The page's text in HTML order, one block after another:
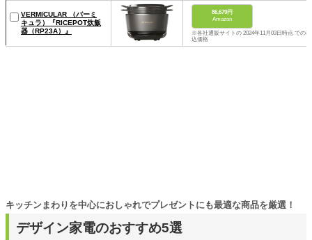
VERMICULAR （バーミ
キュラ）『RICEPOT炊飯
器（RP23A）』
86,679円
Amazon
※各社通販サイトの 2024年11月03日時点 での税
込価格
デザイン家電のおすすめ5選
キッチンまわりを中心におしゃれでプレゼントにも最適な商品を厳選！